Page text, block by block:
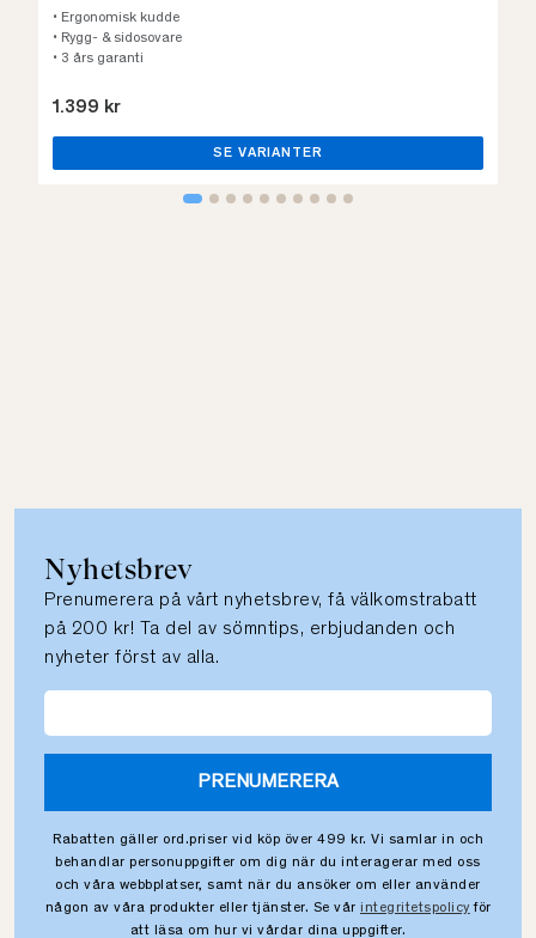
• Ergonomisk kudde
• Rygg- & sidosovare
• 3 års garanti
1.399 kr
SE VARIANTER
Nyhetsbrev
Prenumerera på vårt nyhetsbrev, få välkomstrabatt
på 200 kr! Ta del av sömntips, erbjudanden och
nyheter först av alla.
PRENUMERERA
Rabatten gäller ord.priser vid köp över 499 kr. Vi samlar in och
behandlar personuppgifter om dig när du interagerar med oss
och våra webbplatser, samt när du ansöker om eller använder
någon av våra produkter eller tjänster. Se vår integritetspolicy för
att läsa om hur vi vårdar dina uppgifter.